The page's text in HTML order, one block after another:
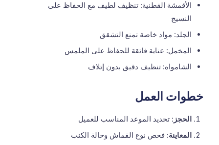
الأقمشة القطنية: تنظيف لطيف مع الحفاظ على
النسيج
الجلد: مواد خاصة تمنع التشقق
المخمل: عناية فائقة للحفاظ على الملمس
الشامواه: تنظيف دقيق بدون إتلاف
خطوات العمل
الحجز : تحديد الموعد المناسب للعميل
المعاينة: فحص نوع القماش وحالة الكنب